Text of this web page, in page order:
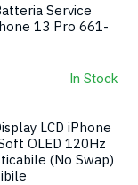
Service
13 Pro 661-
In Stock
LCD iPhone
OLED 120Hz
(No Swap)